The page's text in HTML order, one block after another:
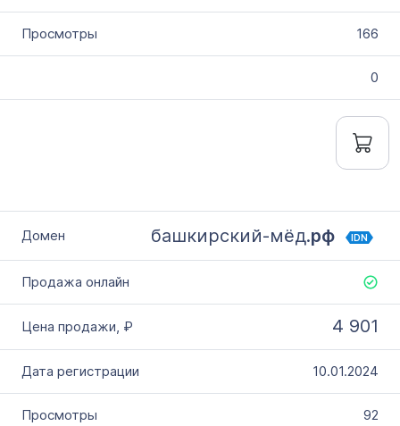
166
0
башкирский-мёд.рф IDN
4 901
10.01.2024
92